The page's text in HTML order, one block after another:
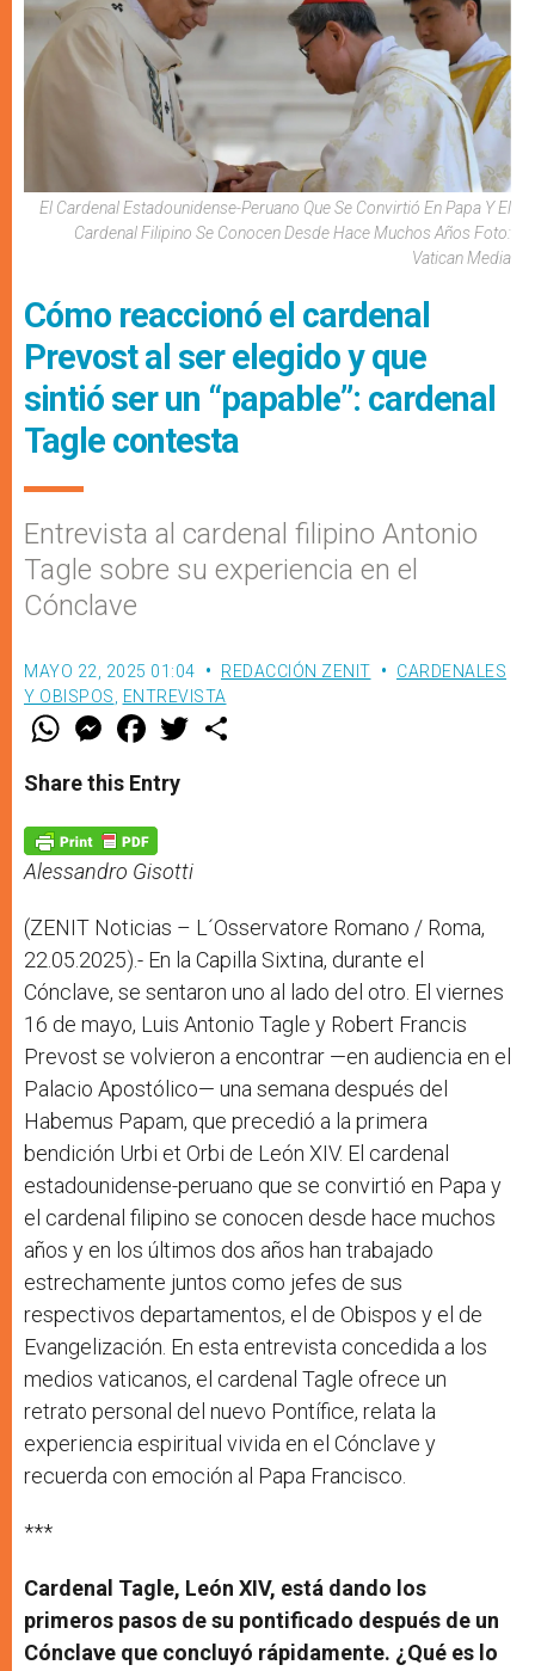
El Cardenal Estadounidense-Peruano Que Se Convirtió En Papa Y El
Cardenal Filipino Se Conocen Desde Hace Muchos Años Foto:
Vatican Media
Cómo reaccionó el cardenal
Prevost al ser elegido y que
sintió ser un “papable”: cardenal
Tagle contesta
Entrevista al cardenal filipino Antonio
Tagle sobre su experiencia en el
Cónclave
MAYO 22, 2025 01:04 REDACCIÓN ZENIT
CARDENALES
Y OBISPOS
ENTREVISTA
W
t
s
p
p
M
e
s
e
g
e
r
F
a
e
b
o
k
w
Share this Entry
Alessandro Gisotti
(ZENIT Noticias – L´Osservatore Romano / Roma,
22.05.2025).- En la Capilla Sixtina, durante el
Cónclave, se sentaron uno al lado del otro. El viernes
16 de mayo, Luis Antonio Tagle y Robert Francis
Prevost se volvieron a encontrar —en audiencia en el
Palacio Apostólico— una semana después del
Habemus Papam, que precedió a la primera
bendición Urbi et Orbi de León XIV. El cardenal
estadounidense-peruano que se convirtió en Papa y
el cardenal filipino se conocen desde hace muchos
años y en los últimos dos años han trabajado
estrechamente juntos como jefes de sus
respectivos departamentos, el de Obispos y el de
Evangelización. En esta entrevista concedida a los
medios vaticanos, el cardenal Tagle ofrece un
retrato personal del nuevo Pontífice, relata la
experiencia espiritual vivida en el Cónclave y
recuerda con emoción al Papa Francisco.
***
Cardenal Tagle, León XIV, está dando los
primeros pasos de su pontificado después de un
Cónclave que concluyó rápidamente. ¿Qué es lo